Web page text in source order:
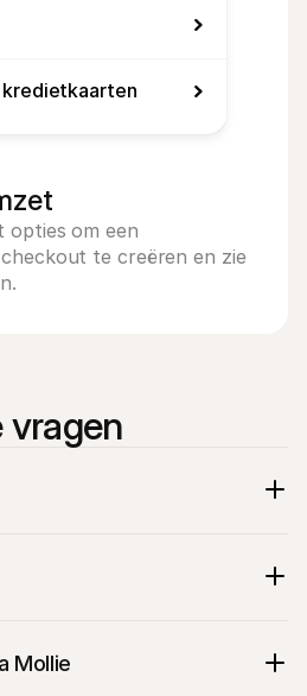
opties om een
te creëren en zie
vragen
bank, logt de
Mollie